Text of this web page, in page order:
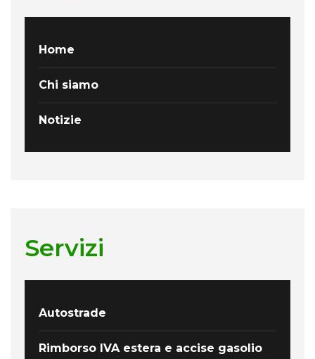
Home
Chi siamo
Notizie
Servizi
Autostrade
Rimborso IVA estera e accise gasolio